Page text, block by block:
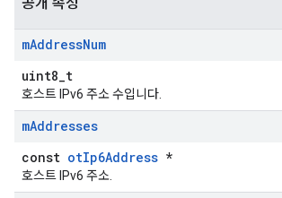
mAddressNum
uint8_t
호스트 IPv6 주소 수입니다.
mAddresses
const otIp6Address *
호스트 IPv6 주소.